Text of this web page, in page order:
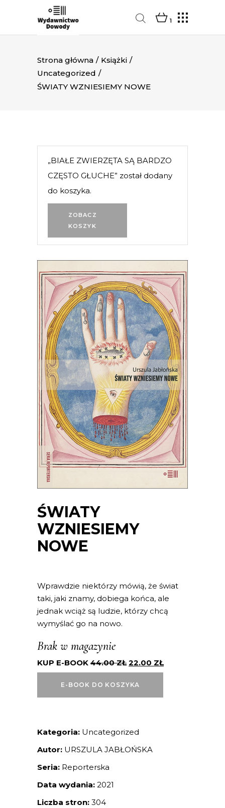
1
Strona główna / Książki /
Uncategorized /
ŚWIATY WZNIESIEMY NOWE
ZOBACZ
KOSZYK
„BIAŁE ZWIERZĘTA SĄ BARDZO
CZĘSTO GŁUCHE” został dodany
do koszyka.
ŚWIATY
WZNIESIEMY
NOWE
Wprawdzie niektórzy mówią, że świat
taki, jaki znamy, dobiega końca, ale
jednak wciąż są ludzie, którzy chcą
wymyślać go na nowo.
Brak w magazynie
KUP E-BOOK 44.00ZŁ 22.00 ZŁ
E-BOOK DO KOSZYKA
Kategoria: Uncategorized
Autor: URSZULA JABŁOŃSKA
Seria: Reporterska
Data wydania: 2021
Liczba stron: 304